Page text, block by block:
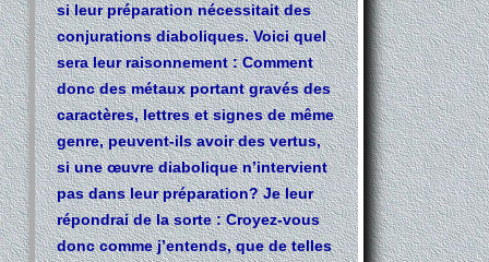
si leur préparation nécessitait des
conjurations diaboliques. Voici quel
sera leur raisonnement : Comment
donc des métaux portant gravés des
caractères, lettres et signes de même
genre, peuvent-ils avoir des vertus,
si une œuvre diabolique n’intervient
pas dans leur préparation? Je leur
répondrai de la sorte : Croyez-vous
donc comme j’entends, que de telles